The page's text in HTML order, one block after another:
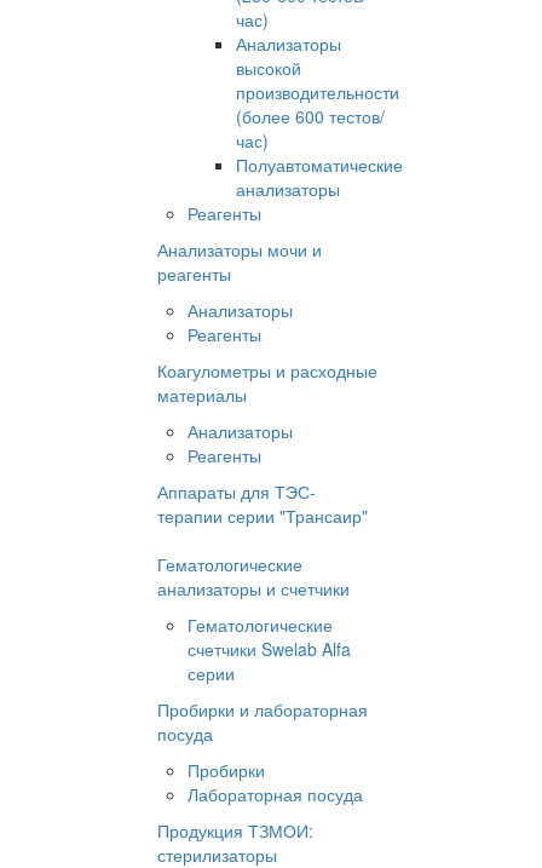
час)
Анализаторы
высокой
производительности
(более 600 тестов/
час)
Полуавтоматические
анализаторы
Реагенты
Анализаторы мочи и
реагенты
Анализаторы
Реагенты
Коагулометры и расходные
материалы
Анализаторы
Реагенты
Аппараты для ТЭС-
терапии серии "Трансаир"
Гематологические
анализаторы и счетчики
Гематологические
счетчики Swelab Alfa
серии
Пробирки и лабораторная
посуда
Пробирки
Лабораторная посуда
Продукция ТЗМОИ:
стерилизаторы